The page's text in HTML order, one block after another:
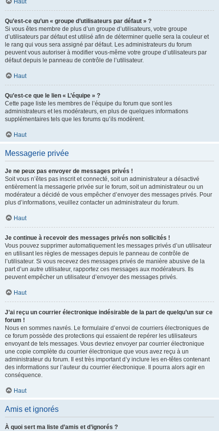
Haut
Qu’est-ce qu’un « groupe d’utilisateurs par défaut » ?
Si vous êtes membre de plus d’un groupe d’utilisateurs, votre groupe
d’utilisateurs par défaut est utilisé afin de déterminer quelle sera la couleur et
le rang qui vous sera assigné par défaut. Les administrateurs du forum
peuvent vous autoriser à modifier vous-même votre groupe d’utilisateurs par
défaut depuis le panneau de contrôle de l’utilisateur.
Haut
Qu’est-ce que le lien « L’équipe » ?
Cette page liste les membres de l’équipe du forum que sont les
administrateurs et les modérateurs, en plus de quelques informations
supplémentaires tels que les forums qu’ils modèrent.
Haut
Messagerie privée
Je ne peux pas envoyer de messages privés !
Soit vous n’êtes pas inscrit et connecté, soit un administrateur a désactivé
entièrement la messagerie privée sur le forum, soit un administrateur ou un
modérateur a décidé de vous empêcher d’envoyer des messages privés. Pour
plus d’informations, veuillez contacter un administrateur du forum.
Haut
Je continue à recevoir des messages privés non sollicités !
Vous pouvez supprimer automatiquement les messages privés d’un utilisateur
en utilisant les règles de messages depuis le panneau de contrôle de
l’utilisateur. Si vous recevez des messages privés de manière abusive de la
part d’un autre utilisateur, rapportez ces messages aux modérateurs. Ils
peuvent empêcher un utilisateur d’envoyer des messages privés.
Haut
J’ai reçu un courrier électronique indésirable de la part de quelqu’un sur ce
forum !
Nous en sommes navrés. Le formulaire d’envoi de courriers électroniques de
ce forum possède des protections qui essaient de repérer les utilisateurs
envoyant de tels messages. Vous devriez envoyer par courrier électronique
une copie complète du courrier électronique que vous avez reçu à un
administrateur du forum. Il est très important d’y inclure les en-têtes contenant
des informations sur l’auteur du courrier électronique. Il pourra alors agir en
conséquence.
Haut
Amis et ignorés
À quoi sert ma liste d’amis et d’ignorés ?